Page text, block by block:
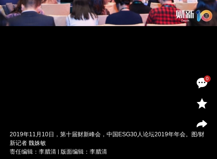
0
2019年11月10日，第十届财新峰会，中国ESG30人论坛2019年年会。图/财
新记者 魏姝敏
责任编辑：李腊清 | 版面编辑：李腊清